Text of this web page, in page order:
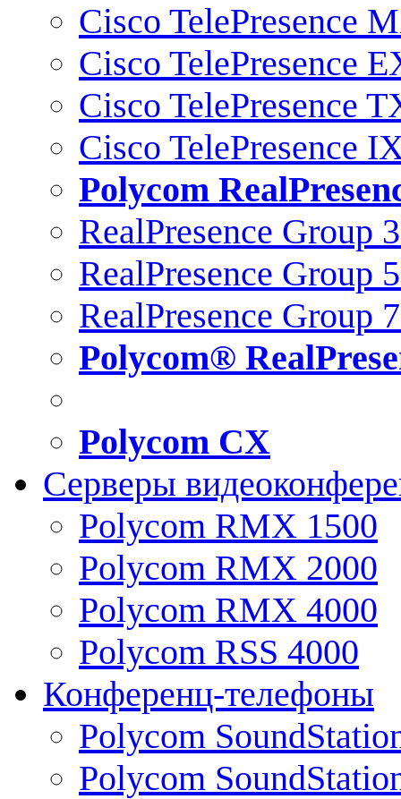
Cisco TelePresence
Cisco TelePresence
Cisco TelePresence
Cisco TelePresence
Polycom
RealPresence Group
RealPresence Group
RealPresence Group
Polycom®
Polycom CX
Серверы
Polycom RMX 1500
Polycom RMX 2000
Polycom RMX 4000
Polycom RSS 4000
Конференц-телефоны
Polycom
Polycom